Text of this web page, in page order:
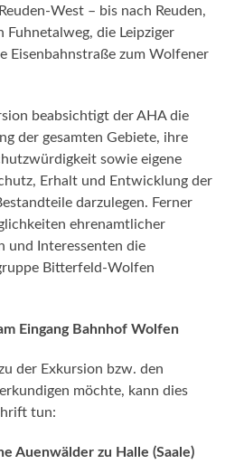
West – bis nach Reuden,
Fuhnetalweg, die Leipziger
Eisenbahnstraße zum Wolfener
beabsichtigt der AHA die
der gesamten Gebiete, ihre
sowie eigene
Erhalt und Entwicklung der
darzulegen. Ferner
ehrenamtlicher
und Interessenten die
Bitterfeld-Wolfen
Eingang Bahnhof Wolfen
der Exkursion bzw. den
möchte, kann dies
tun:
Auenwälder zu Halle (Saale)